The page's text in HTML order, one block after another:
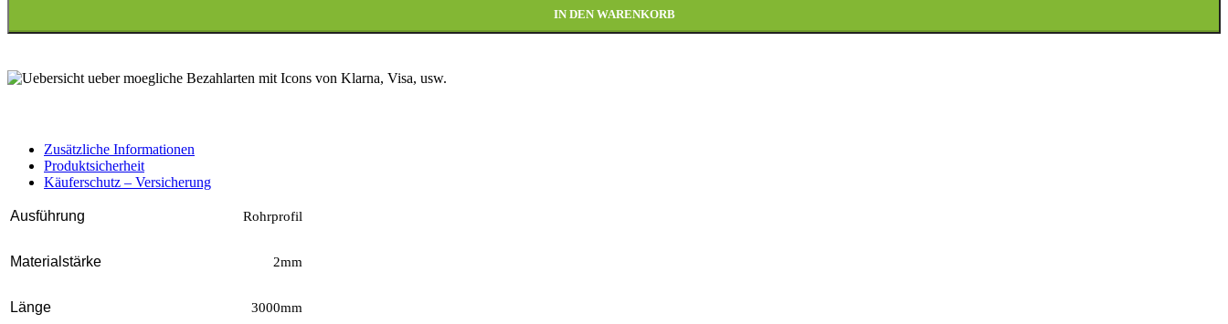
IN DEN WARENKORB
Zusätzliche Informationen
Produktsicherheit
Käuferschutz – Versicherung
Ausführung Rohrprofil
Materialstärke 2mm
Länge 3000mm